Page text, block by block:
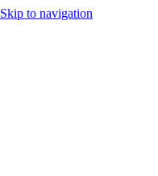
Skip to navigation